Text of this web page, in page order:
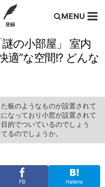
登録
MENU
の小部屋」 室内
適”な空間!? どんな
板のようなものが設置されて
なっており小窓が設置されて
的でついているのでしょう
るのでしょうか。
FB Hatena